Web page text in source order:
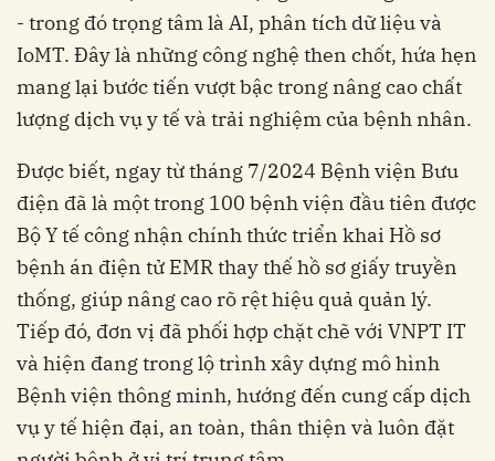
- trong đó trọng tâm là AI, phân tích dữ liệu và
IoMT. Đây là những công nghệ then chốt, hứa hẹn
mang lại bước tiến vượt bậc trong nâng cao chất
lượng dịch vụ y tế và trải nghiệm của bệnh nhân.
Được biết, ngay từ tháng 7/2024 Bệnh viện Bưu
điện đã là một trong 100 bệnh viện đầu tiên được
Bộ Y tế công nhận chính thức triển khai Hồ sơ
bệnh án điện tử EMR thay thế hồ sơ giấy truyền
thống, giúp nâng cao rõ rệt hiệu quả quản lý.
Tiếp đó, đơn vị đã phối hợp chặt chẽ với VNPT IT
và hiện đang trong lộ trình xây dựng mô hình
Bệnh viện thông minh, hướng đến cung cấp dịch
vụ y tế hiện đại, an toàn, thân thiện và luôn đặt